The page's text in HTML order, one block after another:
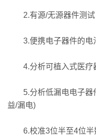
2.有源/无源器件测试
3.便携电子器件的电
4.分析可植入式医疗
5.分析低漏电电子器
益/漏电)
6.校准3位半至4位半